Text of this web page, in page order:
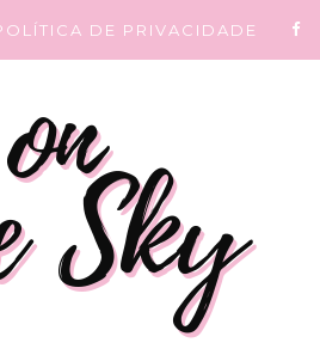
DE PRIVACIDADE